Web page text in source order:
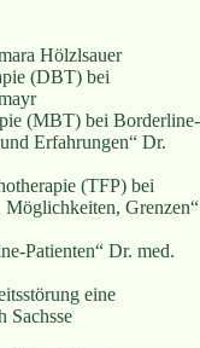
Hölzlsauer
(DBT) bei
(MBT) bei Borderline-
Erfahrungen“ Dr.
(TFP) bei
Möglichkeiten, Grenzen“
Patienten“ Dr. med.
eine
Sachsse